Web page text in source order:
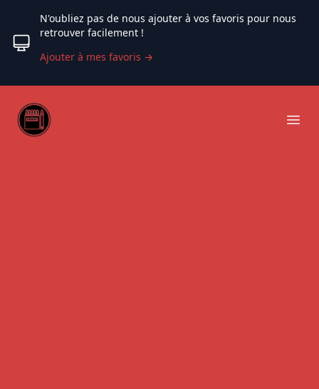
N'oubliez pas de nous ajouter à vos favoris pour nous
retrouver facilement !
Ajouter à mes favoris →
Web coloriage